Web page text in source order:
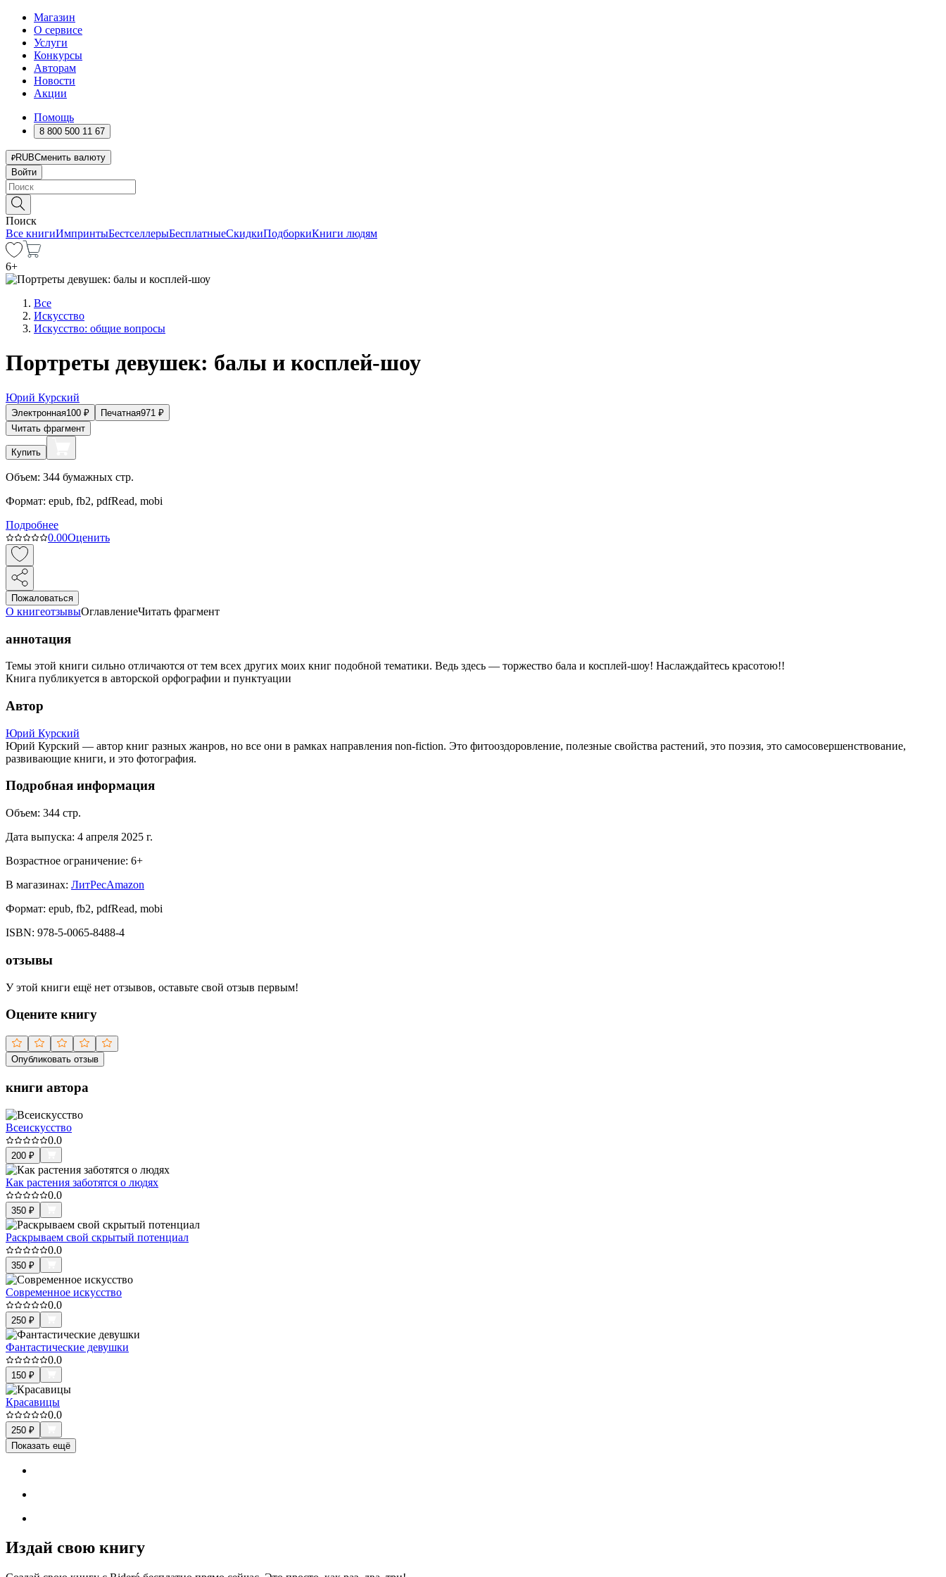
Магазин
О сервисе
Услуги
Конкурсы
Авторам
Новости
Акции
Помощь
8 800 500 11 67
RUBСменить валюту
Войти
Поиск
Все книгиИмпринтыБестселлерыБесплатныеСкидкиПодборкиКниги людям
6+
Все
Искусство
Искусство: общие вопросы
Портреты девушек: балы и косплей-шоу
Юрий Курский
Электронная100 ₽ Печатная971 ₽
Читать фрагмент
Купить
Объем: 344 бумажных стр.
Формат: epub, fb2, pdfRead, mobi
Подробнее
0.00Оценить
Пожаловаться
О книгеотзывыОглавлениеЧитать фрагмент
аннотация
Темы этой книги сильно отличаются от тем всех других моих книг подобной тематики. Ведь здесь — торжество бала и косплей-шоу! Наслаждайтесь красотою!!
Книга публикуется в авторской орфографии и пунктуации
Автор
Юрий Курский
Юрий Курский — автор книг разных жанров, но все они в рамках направления non-fiction. Это фитооздоровление, полезные свойства растений, это поэзия, это самосовершенствование,
развивающие книги, и это фотография.
Подробная информация
Объем: 344 стр.
Дата выпуска: 4 апреля 2025 г.
Возрастное ограничение: 6+
В магазинах: ЛитРесAmazon
Формат: epub, fb2, pdfRead, mobi
ISBN: 978-5-0065-8488-4
отзывы
У этой книги ещё нет отзывов, оставьте свой отзыв первым!
Оцените книгу
Опубликовать отзыв
книги автора
Всеискусство
0.0
200 ₽
Как растения заботятся о людях
0.0
350 ₽
Раскрываем свой скрытый потенциал
0.0
350 ₽
Современное искусство
0.0
250 ₽
Фантастические девушки
0.0
150 ₽
Красавицы
0.0
250 ₽
Показать ещё
Издай свою книгу